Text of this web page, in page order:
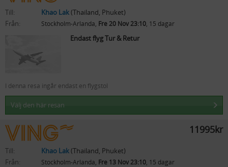
Till: Khao Lak(Thailand, Phuket)
Från:
Stockholm-Arlanda, Fre 20 Nov 23:10, 15 dagar
Endast flyg Tur & Retur
I denna resa ingår endast en flygstol
Välj den här resan
11995kr
Till: Khao Lak(Thailand, Phuket)
Från:
Stockholm-Arlanda, Fre 13 Nov 23:10, 15 dagar